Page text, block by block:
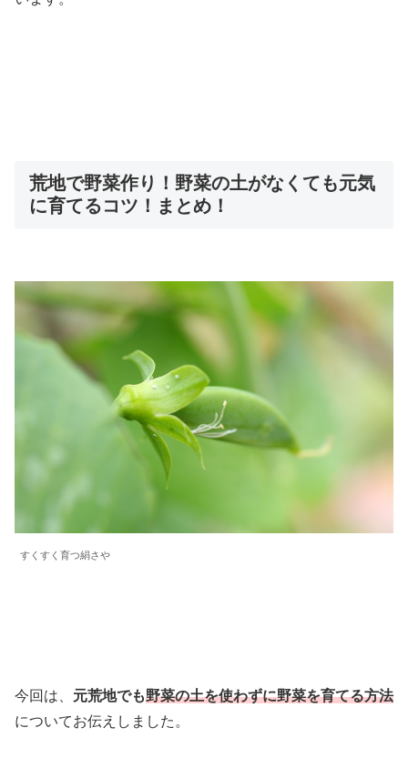
荒地で野菜作り！野菜の土がなくても元気
に育てるコツ！まとめ！
すくすく育つ絹さや
今回は、 元荒地でも野菜の土を使わずに野菜を育てる方法
についてお伝えしました。